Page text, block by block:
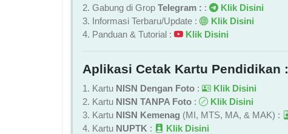
2. Gabung di Grop Telegram : :
Klik Disini
3. Informasi Terbaru/Update :
Klik Disini
4. Panduan & Tutorial :
Klik Disini
Aplikasi Cetak Kartu Pendidikan :
1. Kartu NISN Dengan Foto :
Klik Disini
2. Kartu NISN TANPA Foto :
Klik Disini
3. Kartu NISN Kemenag (MI, MTS, MA, & MAK) :
4. Kartu NUPTK :
Klik Disini